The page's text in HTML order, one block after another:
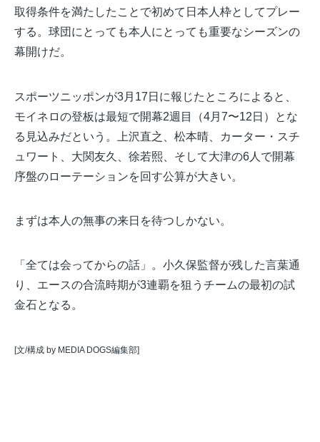
取得条件を満たしたことで初めて日本人枠としてプレー
する。球団にとっても本人にとっても重要なシーズンの
幕開けだ。
スポーツニッポンが3月17日に報じたところによると、
モイネロの登板は最短で開幕2週目（4月7〜12日）とな
る見込みだという。上沢直之、松本晴、カーター・スチ
ュワート、大関友久、徐若熙、そして大津の6人で開幕
序盤のローテーションを回す公算が大きい。
まずは本人の無事の来日を待つしかない。
「全ては会ってからの話」。小久保監督が残した言葉通
り、エースの合流時期が3連覇を狙うチームの最初の試
金石となる。
[文/構成 by MEDIA DOGS編集部]